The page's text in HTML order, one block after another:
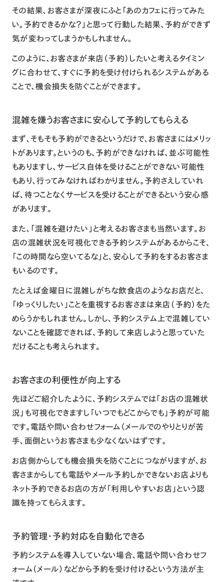
その結果、お客さまが深夜にふと「あのカフェに行ってみた
い。予約できるかな？」と思って行動した結果、予約ができず
気が変わってしまうかもしれません。
このように、お客さまが来店（予約）したいと考えるタイミン
グに合わせて、すぐに予約を受け付けられるシステムがある
ことで、機会損失を防ぐことができます。
混雑を嫌うお客さまに安心して予約してもらえる
まず、そもそも予約ができるというだけで、お客さまにはメリッ
トがあります。というのも、予約ができなければ、並ぶ可能性
もありますし、サービス自体を受けることができない可能性
もあり、行ってみなければわかりません。予約さえしていれ
ば、待つことなくサービスを受けることができるという安心感
があります。
また、「混雑を避けたい」と考えるお客さまも当然います。お
店の混雑状況を可視化できる予約システムがあるからこそ、
「この時間なら空いてるな」と、安心して予約をするお客さま
もいるのです。
たとえば金曜日に混雑しがちな飲食店のようなお店だと、
「ゆっくりしたい」ことを重視するお客さまは来店（予約）をた
めらうかもしれません。しかし、予約システム上で混雑してい
ないことを確認できれば、予約して来店しようと思っていた
だけることも考えられます。
お客さまの利便性が向上する
先ほどご紹介したように、予約システムでは「お店の混雑状
況」も可視化できますし「いつでもどこからでも」予約が可能
です。電話や問い合わせフォーム（メールでのやりとりが苦
手、面倒というお客さまも少なくないはずです。
お店側からしても機会損失を防ぐことにつながりますが、お
客さまからしても電話やメール予約しかできないお店よりも
ネット予約できるお店の方が「利用しやすいお店」という認
識を持ってもらえます。
予約管理・予約対応を自動化できる
予約システムを導入していない場合、電話や問い合わせフ
ォーム（メール）などから予約を受け付けるという方法が主